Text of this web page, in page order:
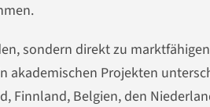
sondern direkt zu
akademischen Projekten
Finnland, Belgien, den